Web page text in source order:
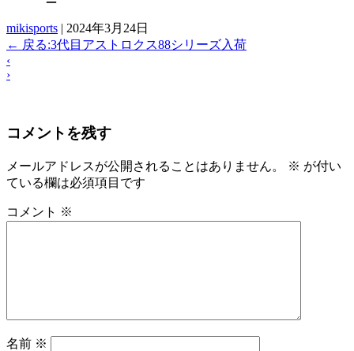
mikisports | 2024年3月24日
← 戻る:3代目アストロクス88シリーズ入荷
‹
›
コメントを残す
メールアドレスが公開されることはありません。 ※ が付い
ている欄は必須項目です
コメント ※
名前 ※